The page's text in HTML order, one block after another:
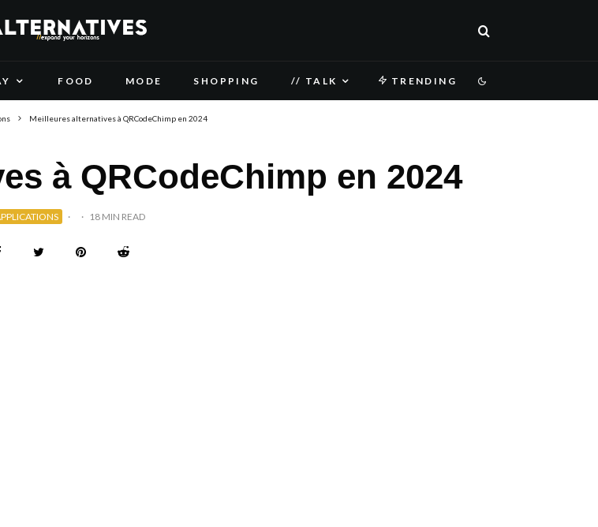
FOOD MODE SHOPPING // TALK TRENDING
Meilleures alternatives à QRCodeChimp en 2024
à QRCodeChimp en 2024
· · 18 MIN READ